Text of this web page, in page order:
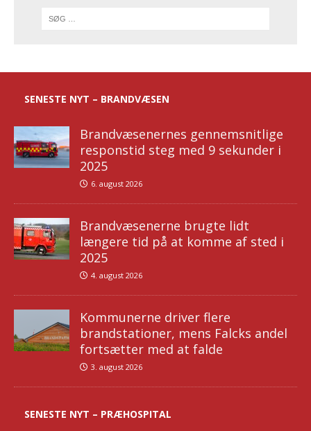
SENESTE NYT – BRANDVÆSEN
Brandvæsenernes gennemsnitlige
responstid steg med 9 sekunder i
2025
6. august 2026
Brandvæsenerne brugte lidt
længere tid på at komme af sted i
2025
4. august 2026
Kommunerne driver flere
brandstationer, mens Falcks andel
fortsætter med at falde
3. august 2026
SENESTE NYT – PRÆHOSPITAL